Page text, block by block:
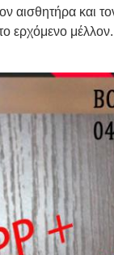
αισθητήρα και
ερχόμενο μέλλον.